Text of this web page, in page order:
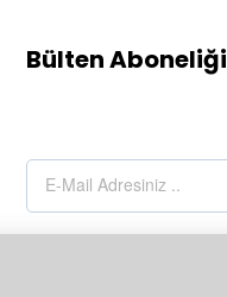
Bülten Aboneliği